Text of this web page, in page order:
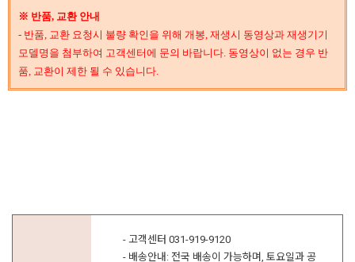
※ 반품, 교환 안내
- 반품, 교환 요청시 불량 확인을 위해 개봉, 재생시 동영상과 재생기기
모델명을 첨부하여 고객센터에 문의 바랍니다. 동영상이 없는 경우 반
품, 교환이 제한 될 수 있습니다.
- 고객센터 031-919-9120
- 배송안내: 전국 배송이 가능하며, 토요일과 공